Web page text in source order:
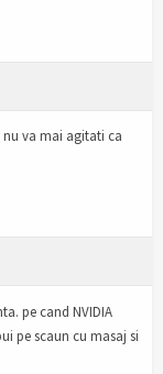
nu va mai agitati ca
pe cand NVIDIA
pe scaun cu masaj si